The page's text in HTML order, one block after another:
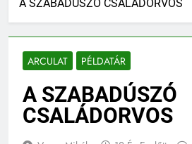
ARCULAT PÉLDATÁR
A SZABADÚSZÓ
CSALÁDORVOS